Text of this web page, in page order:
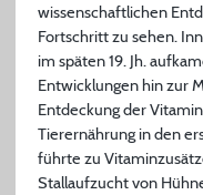
wissenschaftlichen
Fortschritt zu sehen.
im späten 19. Jh.
Entwicklungen hin zur
Entdeckung der
Tierernährung in den
führte zu
Stallaufzucht von